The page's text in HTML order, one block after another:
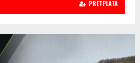
PRETPLATA